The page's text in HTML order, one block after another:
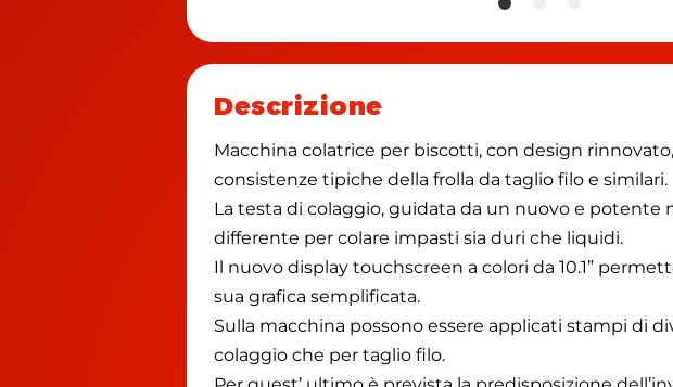
Descrizione
Macchina colatrice per biscotti, con design
consistenze tipiche della frolla da taglio filo e similari.
La testa di colaggio, guidata da un nuovo e
differente per colare impasti sia duri che liquidi.
Il nuovo display touchscreen a colori da 10.1”
sua grafica semplificata.
Sulla macchina possono essere applicati stampi di
colaggio che per taglio filo.